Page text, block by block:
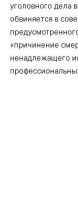
уголовного
обвиняется в
«причинение
ненадлежащего